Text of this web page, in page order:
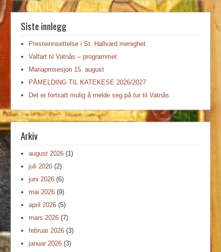
Siste innlegg
Presteinnsettelse i St. Hallvard menighet
Valfart til Vatnås – programmet
Mariaprosesjon 15. august
PÅMELDING TIL KATEKESE 2026/2027
Det er fortsatt mulig å melde seg på tur til Vatnås
Arkiv
august 2026 (1)
juli 2026 (2)
juni 2026 (6)
mai 2026 (9)
april 2026 (5)
mars 2026 (7)
februar 2026 (3)
januar 2026 (3)